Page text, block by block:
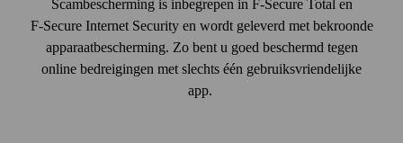
Scambescherming is inbegrepen in F‑Secure Total en
F‑Secure Internet Security en wordt geleverd met bekroonde
apparaat­bescherming. Zo bent u goed beschermd tegen
online bedreigingen met slechts één gebruiks­vriendelijke
app.